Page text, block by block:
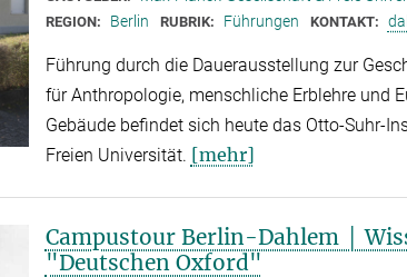
REGION: Berlin RUBRIK: Führungen KONTAKT:
Führung durch die Dauerausstellung zur
für Anthropologie, menschliche Erblehre und
Gebäude befindet sich heute das Otto-Suhr-
Freien Universität. [mehr]
Campustour Berlin-Dahlem │
"Deutschen Oxford"